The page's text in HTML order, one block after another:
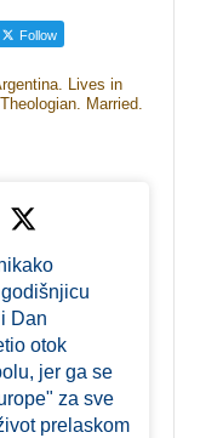
Follow
Lives in
Married.
Dan
otok
jer ga se
za sve
prelaskom